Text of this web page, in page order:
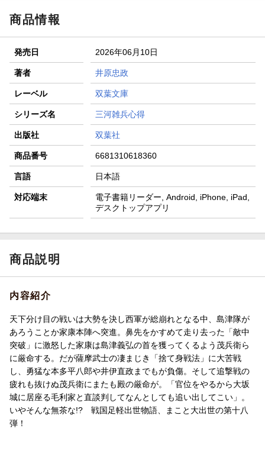
商品情報
発売日 2026年06月10日
著者 井原忠政
レーベル 双葉文庫
シリーズ名 三河雑兵心得
出版社 双葉社
商品番号 6681310618360
言語 日本語
対応端末
電子書籍リーダー, Android, iPhone, iPad,
デスクトップアプリ
商品説明
内容紹介
天下分け目の戦いは大勢を決し西軍が総崩れとなる中、島津隊が
あろうことか家康本陣へ突進。鼻先をかすめて走り去った「敵中
突破」に激怒した家康は島津義弘の首を獲ってくるよう茂兵衛ら
に厳命する。だが薩摩武士の凄まじき「捨て身戦法」に大苦戦
し、勇猛な本多平八郎や井伊直政までもが負傷。そして追撃戦の
疲れも抜けぬ茂兵衛にまたも殿の厳命が。「官位をやるから大坂
城に居座る毛利家と直談判してなんとしても追い出してこい」。
いやそんな無茶な!? 戦国足軽出世物語、まこと大出世の第十八
弾！